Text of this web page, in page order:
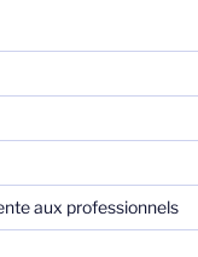
aux professionnels